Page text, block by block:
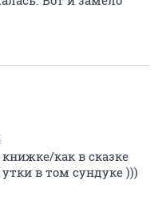
как в сказке
в том сундуке )))